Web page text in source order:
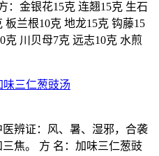
：金银花15克 连翘15克 生石
板兰根10克 地龙15克 钩藤15
克 川贝母7克 远志10克 水煎
味三仁葱豉汤
辨证：风、暑、湿邪，合袭
焦。 方 名：加味三仁葱豉